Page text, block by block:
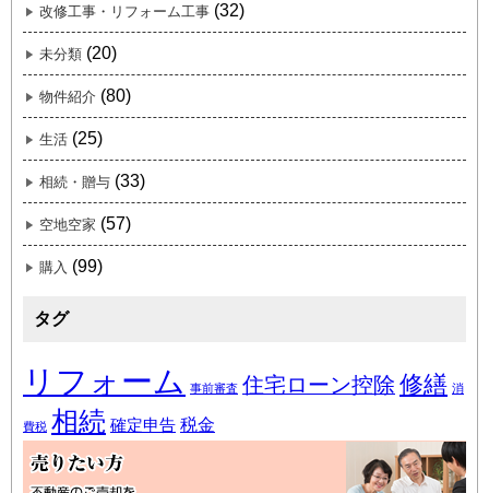
改修工事・リフォーム工事 (32)
未分類 (20)
物件紹介 (80)
生活 (25)
相続・贈与 (33)
空地空家 (57)
購入 (99)
タグ
リフォーム 事前審査 住宅ローン控除 修繕 消
費税 相続 確定申告 税金